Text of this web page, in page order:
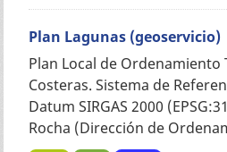
Plan Lagunas (geoservicio)
Plan Local de
Costeras. Sistema de
Datum SIRGAS 2000
Rocha (Dirección de